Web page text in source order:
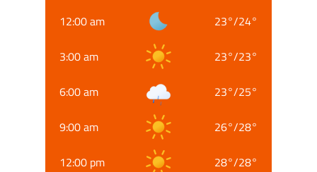
12:00 am 23°/24°
3:00 am 23°/23°
6:00 am 23°/25°
9:00 am 26°/28°
12:00 pm 28°/28°